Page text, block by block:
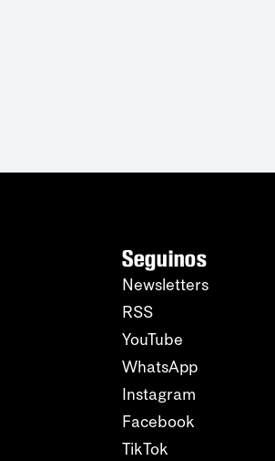
Seguinos
Newsletters
RSS
YouTube
WhatsApp
Instagram
Facebook
TikTok